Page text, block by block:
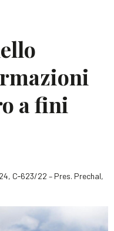
a fini
C‑623/22 – Pres. Prechal,